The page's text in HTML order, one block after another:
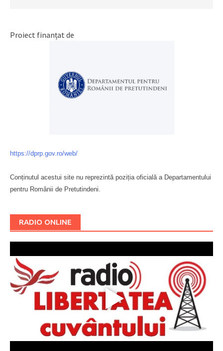
Proiect finanțat de
https://dprp.gov.ro/web/
Conținutul acestui site nu reprezintă poziția oficială a Departamentului
pentru Românii de Pretutindeni.
RADIO ONLINE